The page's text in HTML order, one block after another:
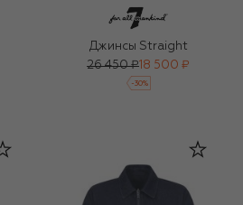
Джинсы Straight
26 450 ₽ 18 500 ₽
-30%